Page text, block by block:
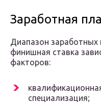
Заработная
Диапазон заработных
финишная ставка
факторов:
специализация;